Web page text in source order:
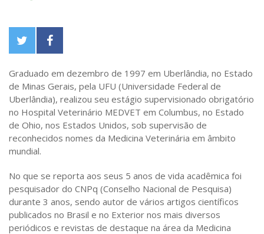
Graduado em dezembro de 1997 em Uberlândia, no Estado
de Minas Gerais, pela UFU (Universidade Federal de
Uberlândia), realizou seu estágio supervisionado obrigatório
no Hospital Veterinário MEDVET em Columbus, no Estado
de Ohio, nos Estados Unidos, sob supervisão de
reconhecidos nomes da Medicina Veterinária em âmbito
mundial.
No que se reporta aos seus 5 anos de vida acadêmica foi
pesquisador do CNPq (Conselho Nacional de Pesquisa)
durante 3 anos, sendo autor de vários artigos científicos
publicados no Brasil e no Exterior nos mais diversos
periódicos e revistas de destaque na área da Medicina